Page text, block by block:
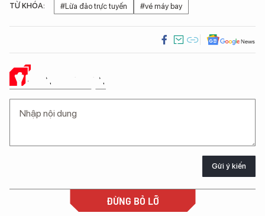
TỪ KHÓA: #Lừa đảo trực tuyến #vé máy bay
Ý KIẾN CỦA BẠN
Gửi ý kiến
ĐỪNG BỎ LỠ